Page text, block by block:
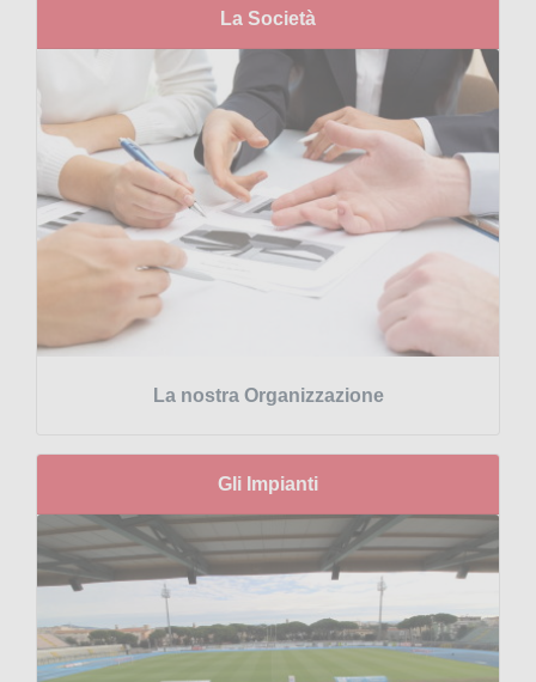
La Società
La nostra Organizzazione
Gli Impianti